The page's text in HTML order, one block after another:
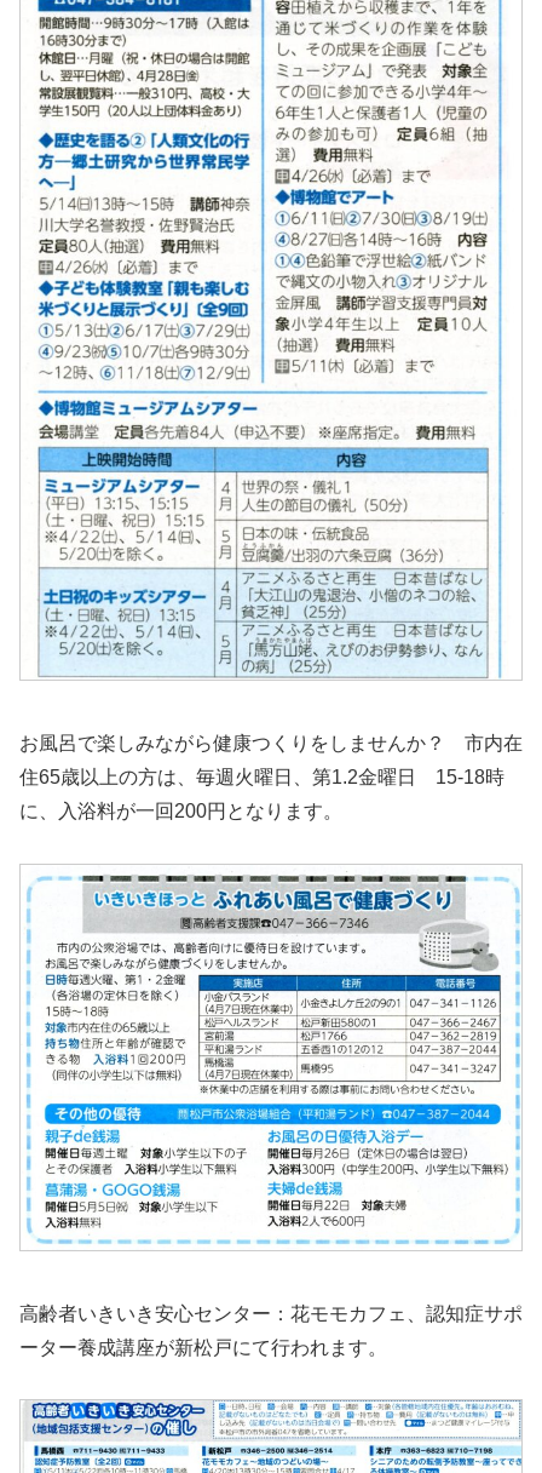
お風呂で楽しみながら健康つくりをしませんか？ 市内在
住65歳以上の方は、毎週火曜日、第1.2金曜日 15-18時
に、入浴料が一回200円となります。
高齢者いきいき安心センター：花モモカフェ、認知症サポ
ーター養成講座が新松戸にて行われます。